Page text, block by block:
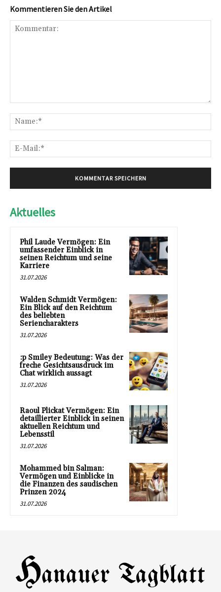
Kommentieren Sie den Artikel
Aktuelles
Phil Laude Vermögen: Ein
umfassender Einblick in
seinen Reichtum und seine
Karriere
31.07.2026
Walden Schmidt Vermögen:
Ein Blick auf den Reichtum
des beliebten
Seriencharakters
31.07.2026
:p Smiley Bedeutung: Was der
freche Gesichtsausdruck im
Chat wirklich aussagt
31.07.2026
Raoul Plickat Vermögen: Ein
detaillierter Einblick in seinen
aktuellen Reichtum und
Lebensstil
31.07.2026
Mohammed bin Salman:
Vermögen und Einblicke in
die Finanzen des saudischen
Prinzen 2024
31.07.2026